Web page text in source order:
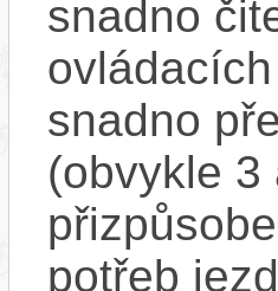
snadno
snadno
(obvykle 3
potřeb